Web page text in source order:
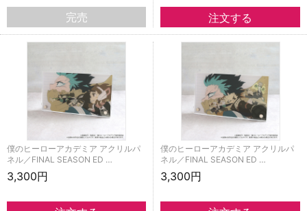
完売
僕のヒーローアカデミア アクリルパ
ネル／FINAL SEASON ED …
3,300円
僕のヒーローアカデミア アクリルパ
ネル／FINAL SEASON ED …
3,300円